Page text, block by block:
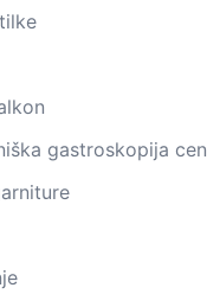
gastroskopija